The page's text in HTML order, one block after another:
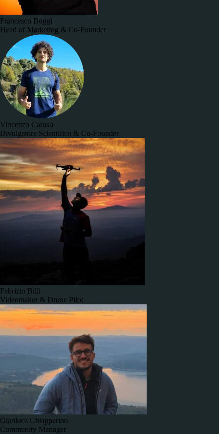
Francesco Boggi
Head of Marketing & Co-Founder
Vincenzo Caruso
Divulgatore Scientifico & Co-Founder
Fabrizio Billi
Videomaker & Drone Pilot
Gianluca Chiapperino
Community Manager